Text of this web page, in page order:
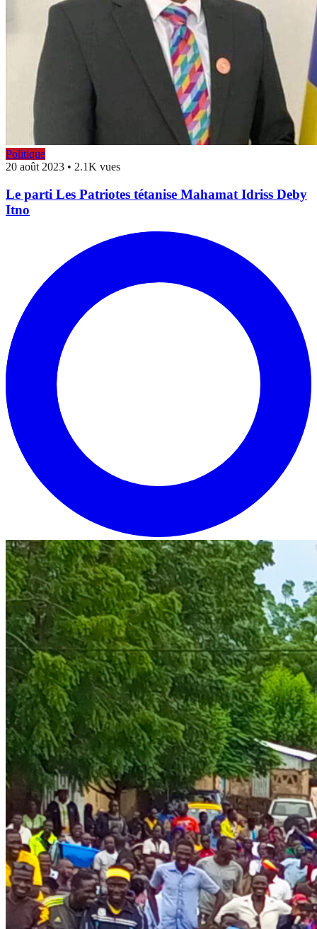
Politique
20 août 2023 • 2.1K vues
Le parti Les Patriotes tétanise Mahamat Idriss Deby
Itno